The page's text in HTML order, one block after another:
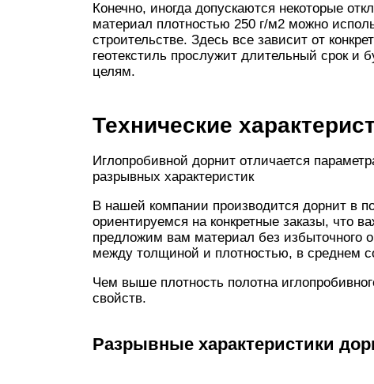
Конечно, иногда допускаются некоторые
материал плотностью 250 г/м2 можно
строительстве. Здесь все зависит от
геотекстиль прослужит длительный срок и
целям.
Технические
Иглопробивной дорнит отличается
разрывных характеристик
В нашей компании производится дорнит в
ориентируемся на конкретные заказы, что
предложим вам материал без избыточного
между толщиной и плотностью, в среднем
Чем выше плотность полотна
свойств.
Разрывные характеристики